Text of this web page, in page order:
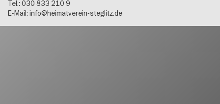
Tel.: 030 833 210 9
E-Mail: info@heimatverein-steglitz.de